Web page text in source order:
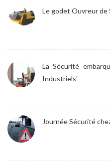
Le godet Ouvreur de
La Sécurité
Industriels'
Journée Sécurité